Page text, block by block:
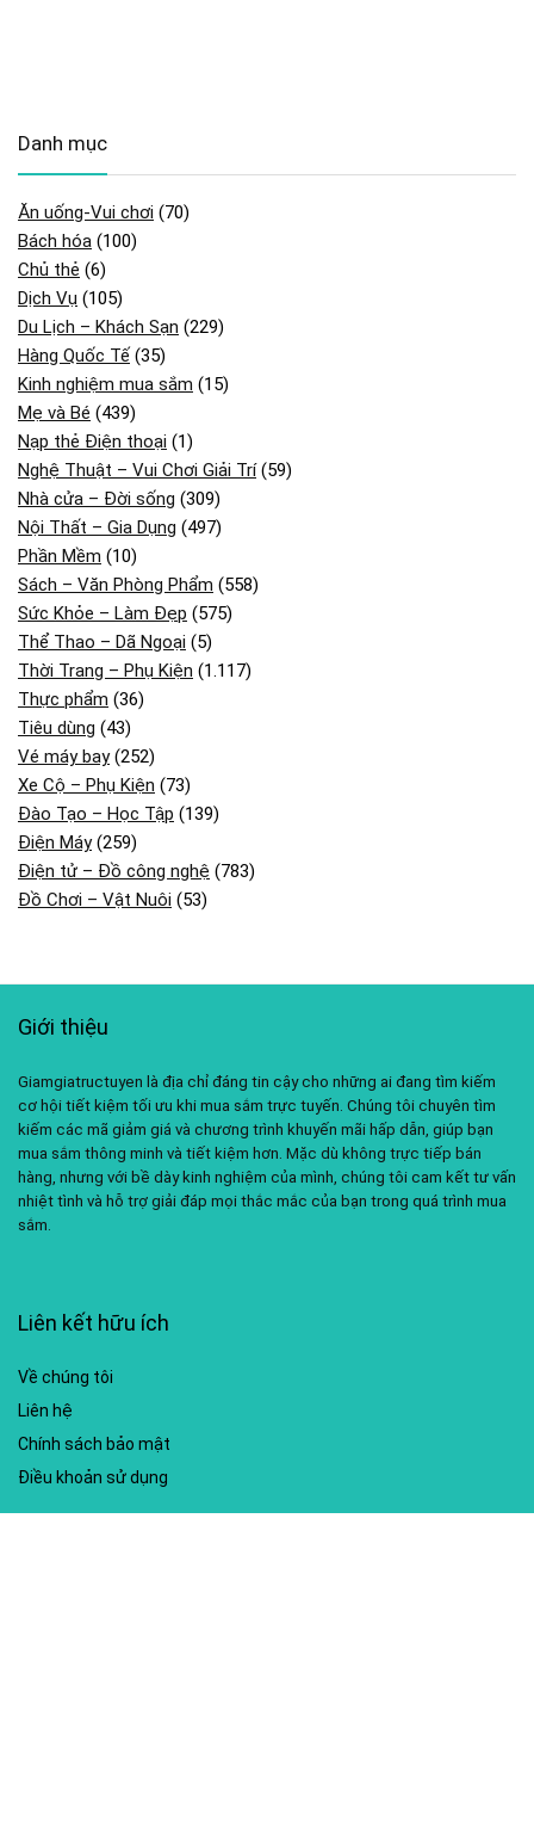
Danh mục
Ăn uống-Vui chơi (70)
Bách hóa (100)
Chủ thẻ (6)
Dịch Vụ (105)
Du Lịch – Khách Sạn (229)
Hàng Quốc Tế (35)
Kinh nghiệm mua sắm (15)
Mẹ và Bé (439)
Nạp thẻ Điện thoại (1)
Nghệ Thuật – Vui Chơi Giải Trí(59)
Nhà cửa – Đời sống (309)
Nội Thất – Gia Dụng (497)
Phần Mềm (10)
Sách – Văn Phòng Phẩm (558)
Sức Khỏe – Làm Đẹp (575)
Thể Thao – Dã Ngoại (5)
Thời Trang – Phụ Kiện (1.117)
Thực phẩm (36)
Tiêu dùng (43)
Vé máy bay(252)
Xe Cộ – Phụ Kiện (73)
Đào Tạo – Học Tập (139)
Điện Máy(259)
Điện tử – Đồ công nghệ (783)
Đồ Chơi – Vật Nuôi (53)
Giới thiệu
Giamgiatructuyen là địa chỉ đáng tin cậy cho những ai đang tìm kiếm
cơ hội tiết kiệm tối ưu khi mua sắm trực tuyến. Chúng tôi chuyên tìm
kiếm các mã giảm giá và chương trình khuyến mãi hấp dẫn, giúp bạn
mua sắm thông minh và tiết kiệm hơn. Mặc dù không trực tiếp bán
hàng, nhưng với bề dày kinh nghiệm của mình, chúng tôi cam kết tư vấn
nhiệt tình và hỗ trợ giải đáp mọi thắc mắc của bạn trong quá trình mua
sắm.
Liên kết hữu ích
Về chúng tôi
Liên hệ
Chính sách bảo mật
Điều khoản sử dụng